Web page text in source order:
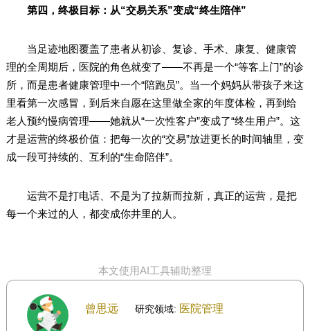
第四，终极目标：从“交易关系”变成“终生陪伴”
当足迹地图覆盖了患者从初诊、复诊、手术、康复、健康管
理的全周期后，医院的角色就变了——不再是一个“等客上门”的诊
所，而是患者健康管理中一个“陪跑员”。当一个妈妈从带孩子来这
里看第一次感冒，到后来自愿在这里做全家的年度体检，再到给
老人预约慢病管理——她就从“一次性客户”变成了“终生用户”。这
才是运营的终极价值：把每一次的“交易”放进更长的时间轴里，变
成一段可持续的、互利的“生命陪伴”。
运营不是打电话、不是为了拉新而拉新，真正的运营，是把
每一个来过的人，都变成你井里的人。
本文使用AI工具辅助整理
曾思远 研究领域: 医院管理